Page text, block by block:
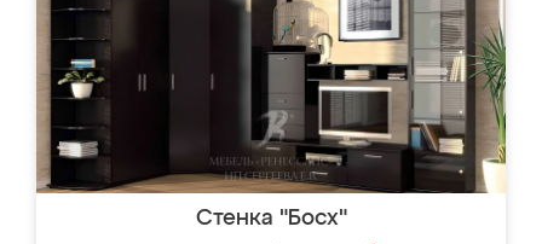
Стенка "Босх"